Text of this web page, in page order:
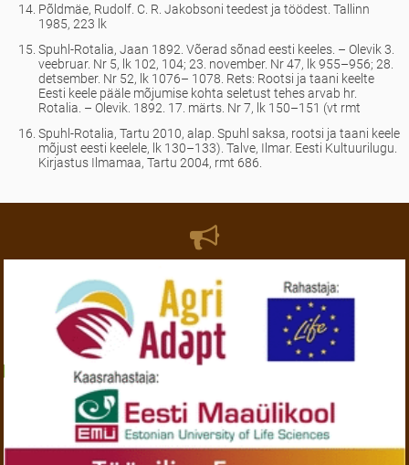
Põldmäe, Rudolf. C. R. Jakobsoni teedest ja töödest. Tallinn
1985, 223 lk
Spuhl-Rotalia, Jaan 1892. Võerad sõnad eesti keeles. – Olevik 3.
veebruar. Nr 5, lk 102, 104; 23. november. Nr 47, lk 955–956; 28.
detsember. Nr 52, lk 1076– 1078. Rets: Rootsi ja taani keelte
Eesti keele pääle mõjumise kohta seletust tehes arvab hr.
Rotalia. – Olevik. 1892. 17. märts. Nr 7, lk 150–151 (vt rmt
Spuhl-Rotalia, Tartu 2010, alap. Spuhl saksa, rootsi ja taani keele
mõjust eesti keelele, lk 130–133). Talve, Ilmar. Eesti Kultuurilugu.
Kirjastus Ilmamaa, Tartu 2004, rmt 686.